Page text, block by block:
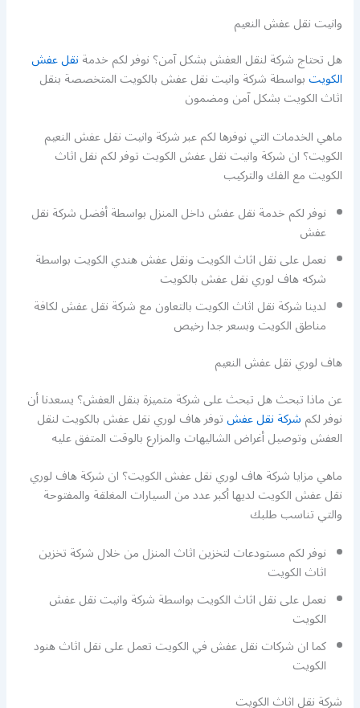
وانيت نقل عفش النعيم
هل تحتاج شركة لنقل العفش بشكل آمن؟ نوفر لكم خدمةنقل عفش
الكويتبواسطة شركة وانيت نقل عفش بالكويت المتخصصة بنقل
اثاث الكويت بشكل آمن ومضمون
ماهي الخدمات التي نوفرها لكم عبر شركة وانيت نقل عفش النعيم
الكويت؟ ان شركة وانيت نقل عفش الكويت توفر لكم نقل اثاث
الكويت مع الفك والتركيب
نوفر لكم خدمة نقل عفش داخل المنزل بواسطة أفضل شركة نقل
عفش
نعمل على نقل اثاث الكويت ونقل عفش هندي الكويت بواسطة
شركه هاف لوري نقل عفش بالكويت
لدينا شركة نقل اثاث الكويت بالتعاون مع شركة نقل عفش لكافة
مناطق الكويت وبسعر جدا رخيص
هاف لوري نقل عفش النعيم
عن ماذا تبحث هل تبحث على شركة متميزة بنقل العفش؟ يسعدنا أن
نوفر لكمشركة نقل عفشتوفر هاف لوري نقل عفش بالكويت لنقل
العفش وتوصيل أغراض الشاليهات والمزارع بالوقت المتفق عليه
ماهي مزايا شركة هاف لوري نقل عفش الكويت؟ ان شركة هاف لوري
نقل عفش الكويت لديها أكبر عدد من السيارات المغلقة والمفتوحة
والتي تناسب طلبك
نوفر لكم مستودعات لتخزين اثاث المنزل من خلال شركة تخزين
اثاث الكويت
نعمل على نقل اثاث الكويت بواسطة شركة وانيت نقل عفش
الكويت
كما ان شركات نقل عفش في الكويت تعمل على نقل اثاث هنود
الكويت
شركة نقل اثاث الكويت